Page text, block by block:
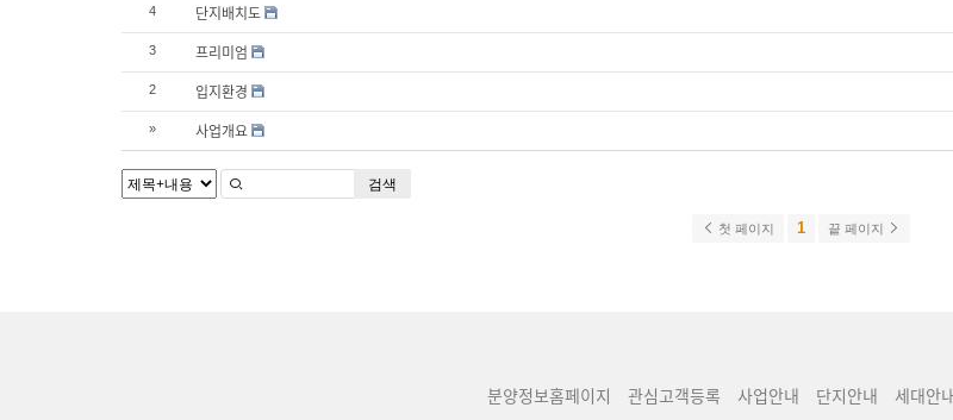
4 단지배치도
3 프리미엄
2 입지환경
» 사업개요
검색
첫 페이지 1 끝 페이지
분양정보홈페이지 관심고객등록 사업안내 단지안내 세대안